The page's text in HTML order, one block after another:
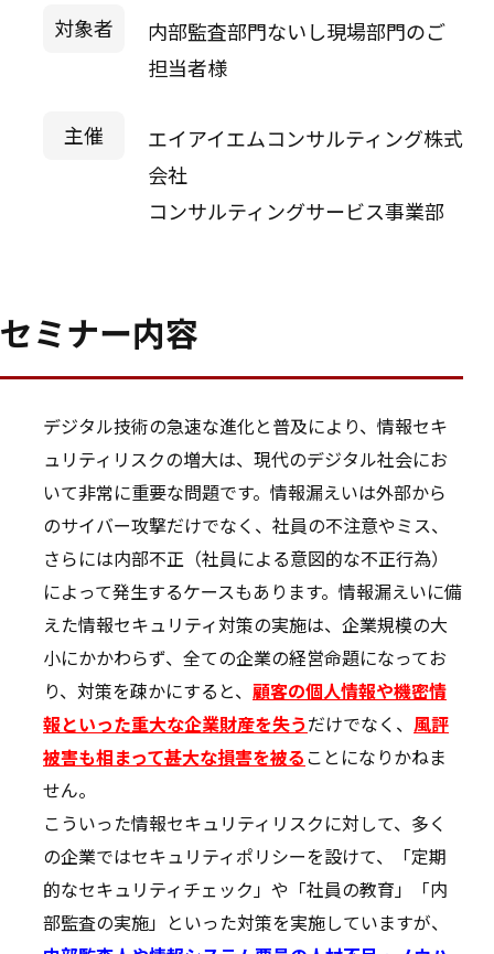
対象者
内部監査部門ないし現場部門のご
担当者様
主催
エイアイエムコンサルティング株式
会社
コンサルティングサービス事業部
セミナー内容
デジタル技術の急速な進化と普及により、情報セキ
ュリティリスクの増大は、現代のデジタル社会にお
いて非常に重要な問題です。情報漏えいは外部から
のサイバー攻撃だけでなく、社員の不注意やミス、
さらには内部不正（社員による意図的な不正行為）
によって発生するケースもあります。情報漏えいに備
えた情報セキュリティ対策の実施は、企業規模の大
小にかかわらず、全ての企業の経営命題になってお
り、対策を疎かにすると、 顧客の個人情報や機密情
報といった重大な企業財産を失うだけでなく、 風評
被害も相まって甚大な損害を被ることになりかねま
せん。
こういった情報セキュリティリスクに対して、多く
の企業ではセキュリティポリシーを設けて、「定期
的なセキュリティチェック」や「社員の教育」「内
部監査の実施」といった対策を実施していますが、